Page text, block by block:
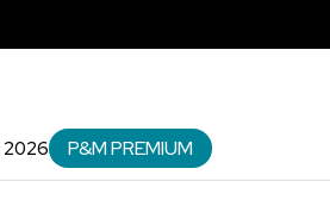
2026 P&M PREMIUM